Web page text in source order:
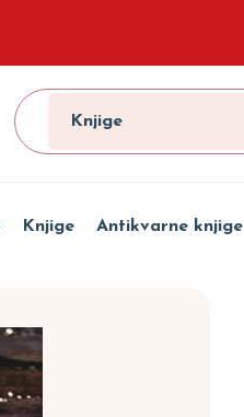
Knjige
Knjige Antikvarne knjige